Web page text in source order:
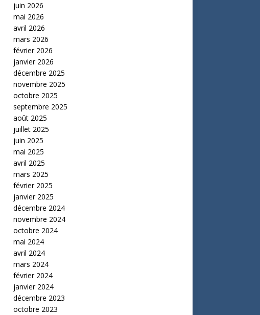
juin 2026
mai 2026
avril 2026
mars 2026
février 2026
janvier 2026
décembre 2025
novembre 2025
octobre 2025
septembre 2025
août 2025
juillet 2025
juin 2025
mai 2025
avril 2025
mars 2025
février 2025
janvier 2025
décembre 2024
novembre 2024
octobre 2024
mai 2024
avril 2024
mars 2024
février 2024
janvier 2024
décembre 2023
octobre 2023